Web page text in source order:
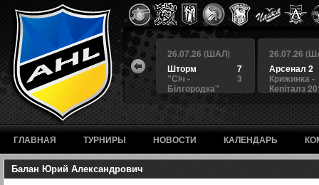
4
4
26.07.26 (ШАЛ)
3
БЕРКУТ
1
Альянс
26.07.26 (ШАЛ)
7
Шторм
3
"Сiч -
Білгородка"
26.07.26
Арсенал 2
Крижинка -
Кепіталз
ГЛАВНАЯ ТУРНИРЫ НОВОСТИ КАЛЕНДАРЬ
Балан Юрий Александрович